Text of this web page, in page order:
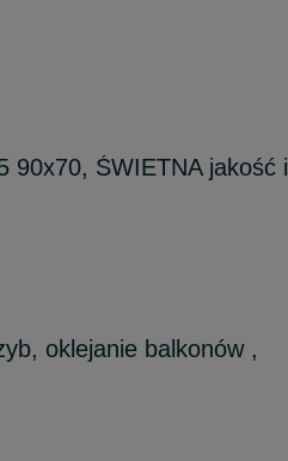
90x70, ŚWIETNA jakość i
oklejanie balkonów ,